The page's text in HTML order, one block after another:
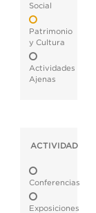
Social
Patrimonio
y Cultura
Actividades
Ajenas
ACTIVIDAD
Conferencias
Exposiciones